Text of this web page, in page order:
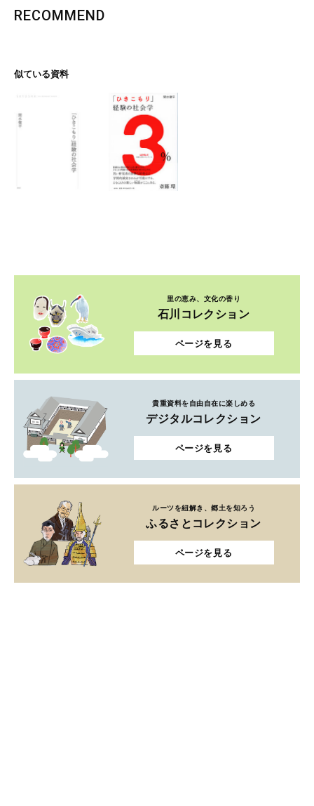
RECOMMEND
似ている資料
里の恵み、文化の香り
石川コレクション
ページを見る
貴重資料を自由自在に楽しめる
デジタルコレクション
ページを見る
ルーツを紐解き、郷土を知ろう
ふるさとコレクション
ページを見る